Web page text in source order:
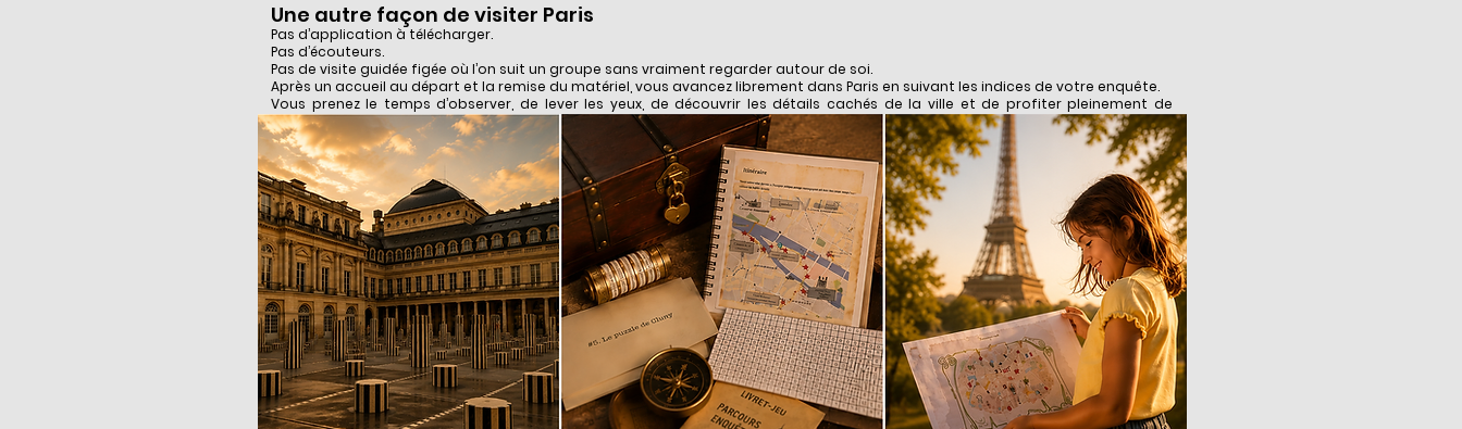
Une autre façon de visiter Paris
Pas d’application à télécharger.
Pas d’écouteurs.
Pas de visite guidée figée où l’on suit un groupe sans vraiment regarder autour de soi.
Après un accueil au départ et la remise du matériel, vous avancez librement dans Paris en suivant les indices de votre enquête.
Vous prenez le temps d’observer, de lever les yeux, de découvrir les détails cachés de la ville et de profiter pleinement de
l’expérience à votre rythme.